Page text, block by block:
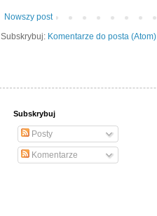
Nowszy post
Subskrybuj: Komentarze do posta (Atom)
Subskrybuj
Posty
Komentarze